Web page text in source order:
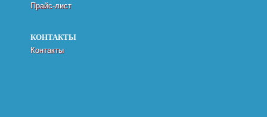
Прайс-лист
КОНТАКТЫ
Контакты